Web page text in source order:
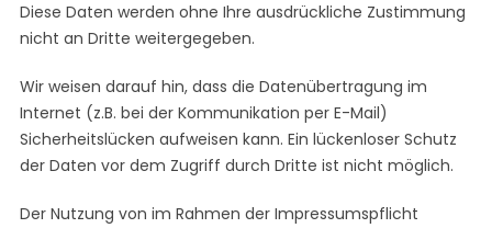
Diese Daten werden ohne Ihre ausdrückliche Zustimmung
nicht an Dritte weitergegeben.
Wir weisen darauf hin, dass die Datenübertragung im
Internet (z.B. bei der Kommunikation per E-Mail)
Sicherheitslücken aufweisen kann. Ein lückenloser Schutz
der Daten vor dem Zugriff durch Dritte ist nicht möglich.
Der Nutzung von im Rahmen der Impressumspflicht